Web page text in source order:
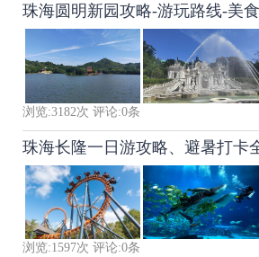
珠海圆明新园攻略-游玩路线-美
浏览:3182次 评论:0条
珠海长隆一日游攻略、避暑打卡
浏览:1597次 评论:0条